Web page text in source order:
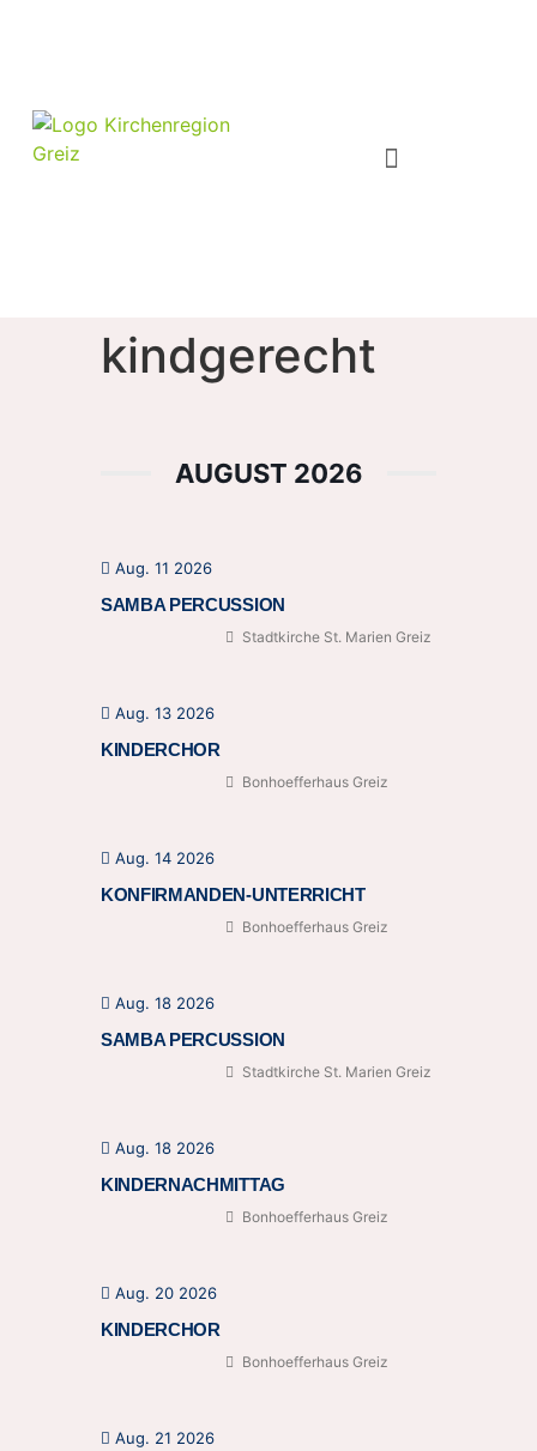
kindgerecht
AUGUST 2026
Aug. 11 2026
SAMBA PERCUSSION
Stadtkirche St. Marien Greiz
Aug. 13 2026
KINDERCHOR
Bonhoefferhaus Greiz
Aug. 14 2026
KONFIRMANDEN-UNTERRICHT
Bonhoefferhaus Greiz
Aug. 18 2026
SAMBA PERCUSSION
Stadtkirche St. Marien Greiz
Aug. 18 2026
KINDERNACHMITTAG
Bonhoefferhaus Greiz
Aug. 20 2026
KINDERCHOR
Bonhoefferhaus Greiz
Aug. 21 2026